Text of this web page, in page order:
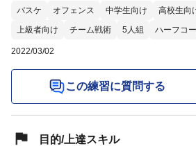
バスケ オフェンス 中学生向け 高校生向
上級者向け
チーム戦術 5人組 ハーフコ
2022/03/02
この練習に質問する
目的/上達スキル